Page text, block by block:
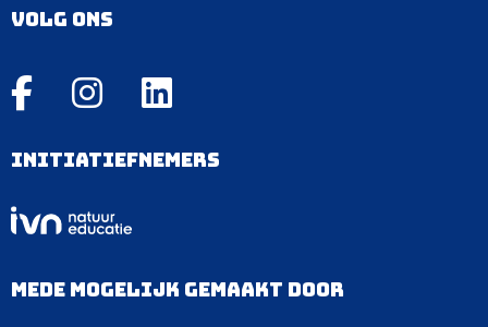
Volg ons
Initiatiefnemers
Mede mogelijk gemaakt door